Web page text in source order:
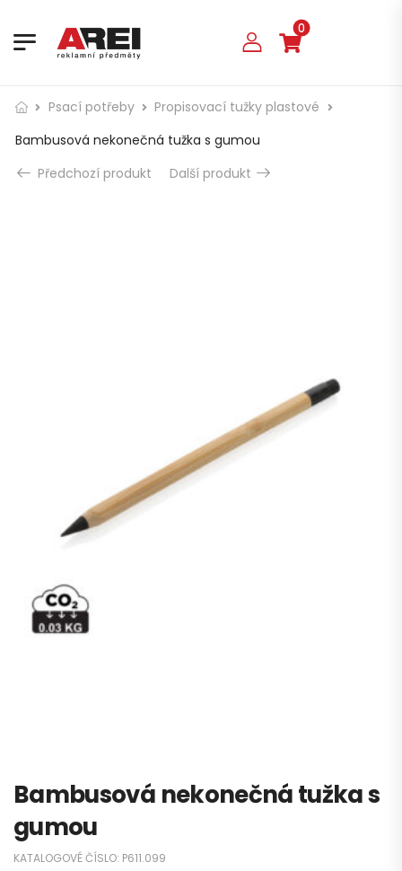
0
Psací potřeby
Propisovací tužky plastové
Bambusová nekonečná tužka s gumou
Předchozí produkt
Další produkt
Bambusová nekonečná tužka s
gumou
KATALOGOVÉ ČÍSLO: P611.099